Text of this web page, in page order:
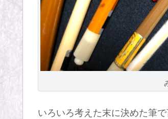
いろいろ考えた末に決めた筆